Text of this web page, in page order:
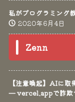
私がプログラミング
2020年6月4日
Zenn
【注意喚起】AIに
— vercel.appで詐欺